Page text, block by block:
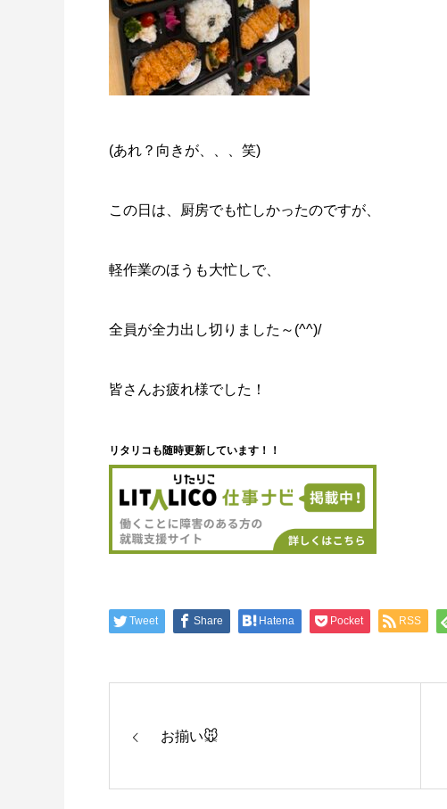
(あれ？向きが、、、笑)
この日は、厨房でも忙しかったのですが、
軽作業のほうも大忙しで、
全員が全力出し切りました～(^^)/
皆さんお疲れ様でした！
リタリコも随時更新しています！！
Tweet Share Hatena Pocket RSS
お揃い🐭